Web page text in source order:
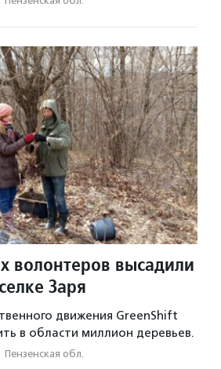
волонтеров высадили
Заря
движения GreenShift
в области миллион деревьев.
Пензенская обл.